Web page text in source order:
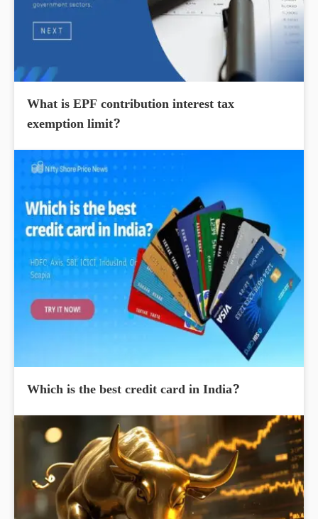
What is EPF contribution interest tax
exemption limit?
Which is the best credit card in India?